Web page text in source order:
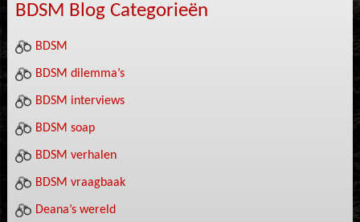
BDSM Blog Categorieën
BDSM
BDSM dilemma’s
BDSM interviews
BDSM soap
BDSM verhalen
BDSM vraagbaak
Deana’s wereld